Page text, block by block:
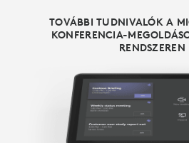
TOVÁBBI TUDNIVALÓK A
KONFERENCIA-
RENDSZEREN